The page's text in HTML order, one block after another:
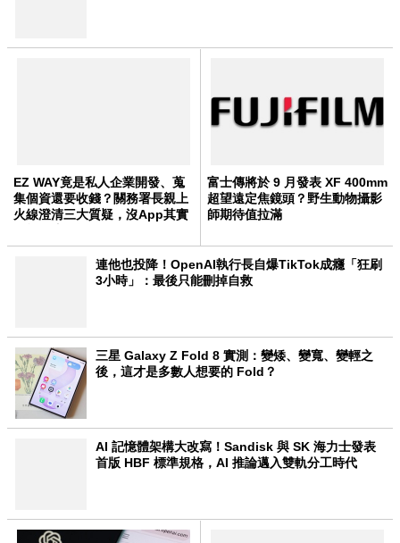
EZ WAY竟是私人企業開發、蒐
集個資還要收錢？關務署長親上
火線澄清三大質疑，沒App其實
富士傳將於 9 月發表 XF 400mm
超望遠定焦鏡頭？野生動物攝影
師期待值拉滿
連他也投降！OpenAI執行長自爆TikTok成癮「狂刷
3小時」：最後只能刪掉自救
三星 Galaxy Z Fold 8 實測：變矮、變寬、變輕之
後，這才是多數人想要的 Fold？
AI 記憶體架構大改寫！Sandisk 與 SK 海力士發表
首版 HBF 標準規格，AI 推論邁入雙軌分工時代